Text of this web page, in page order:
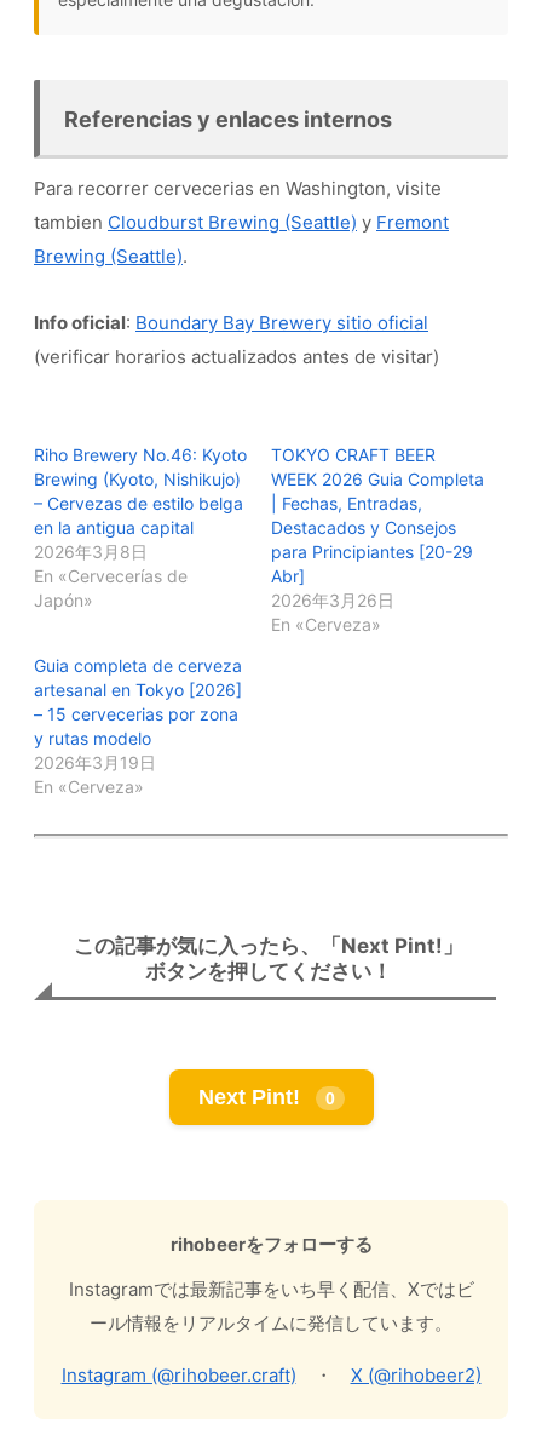
Referencias y enlaces internos
Para recorrer cervecerias en Washington, visite
tambien Cloudburst Brewing (Seattle) y Fremont
Brewing (Seattle).
Info oficial: Boundary Bay Brewery sitio oficial
(verificar horarios actualizados antes de visitar)
Riho Brewery No.46: Kyoto
Brewing (Kyoto, Nishikujo)
– Cervezas de estilo belga
en la antigua capital
2026年3月8日
En «Cervecerías de
Japón»
TOKYO CRAFT BEER
WEEK 2026 Guia Completa
| Fechas, Entradas,
Destacados y Consejos
para Principiantes [20-29
Abr]
2026年3月26日
En «Cerveza»
Guia completa de cerveza
artesanal en Tokyo [2026]
– 15 cervecerias por zona
y rutas modelo
2026年3月19日
En «Cerveza»
この記事が気に入ったら、「Next Pint!」
ボタンを押してください！
Next Pint! 0
rihobeerをフォローする
Instagramでは最新記事をいち早く配信、Xではビ
ール情報をリアルタイムに発信しています。
Instagram (@rihobeer.craft) ・ X (@rihobeer2)